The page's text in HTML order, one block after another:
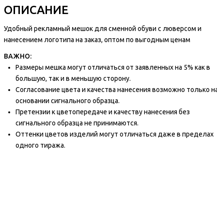
ОПИСАНИЕ
Удобный рекламный мешок для сменной обуви с люверсом и
нанесением логотипа на заказ, оптом по выгодным ценам
ВАЖНО:
Размеры мешка могут отличаться от заявленных на 5% как в
большую, так и в меньшую сторону.
Согласование цвета и качества нанесения возможно только
основании сигнального образца.
Претензии к цветопередаче и качеству нанесения без
сигнального образца не принимаются.
Оттенки цветов изделий могут отличаться даже в пределах
одного тиража.